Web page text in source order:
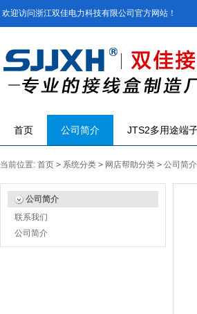
欢迎访问浙江双佳电力科技有限公司官方网站！
首页 公司简介 JTS2多用途端
当前位置: 首页 > 系统分类 > 网店帮助分类 > 公司简介
公司简介
联系我们
公司简介